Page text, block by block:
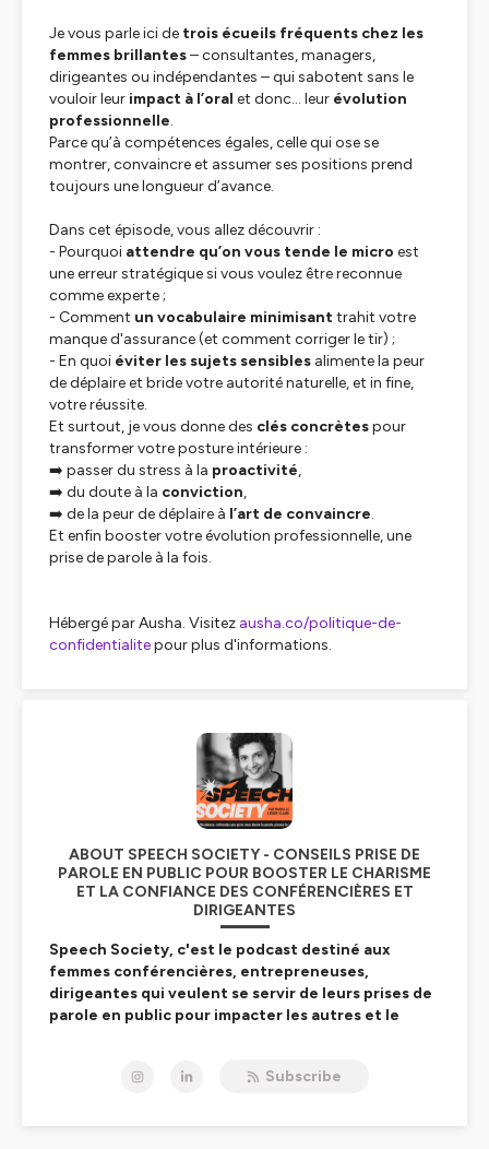
Je vous parle ici de trois écueils fréquents chez les
femmes brillantes– consultantes, managers,
dirigeantes ou indépendantes – qui sabotent sans le
vouloir leur impact à l’oral et donc… leur évolution
professionnelle.
Parce qu’à compétences égales, celle qui ose se
montrer, convaincre et assumer ses positions prend
toujours une longueur d’avance.
Dans cet épisode, vous allez découvrir :
- Pourquoi attendre qu’on vous tende le micro est
une erreur stratégique si vous voulez être reconnue
comme experte ;
- Comment un vocabulaire minimisanttrahit votre
manque d'assurance (et comment corriger le tir) ;
- En quoi éviter les sujets sensibles alimente la peur
de déplaire et bride votre autorité naturelle, et in fine,
votre réussite.
Et surtout, je vous donne des clés concrètespour
transformer votre posture intérieure :
➡️ passer du stress à la proactivité,
➡️ du doute à la conviction,
➡️ de la peur de déplaire à l’art de convaincre.
Et enfin booster votre évolution professionnelle, une
prise de parole à la fois.
Hébergé par Ausha. Visitez ausha.co/politique-de-
confidentialitepour plus d'informations.
ABOUT SPEECH SOCIETY - CONSEILS PRISE DE
PAROLE EN PUBLIC POUR BOOSTER LE CHARISME
ET LA CONFIANCE DES CONFÉRENCIÈRES ET
DIRIGEANTES
Speech Society, c'est le podcast destiné aux
femmes conférencières, entrepreneuses,
dirigeantes qui veulent se servir de leurs prises de
parole en public pour impacter les autres et le
Marielle Lieber-Claire , experte en prise de
Subscribe